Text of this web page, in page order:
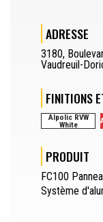
OPÉRATEUR DE
SEPARATOR
DEMANDER
DEMANDE
ADRESSE
3180,
Vaudreuil-
FINITIONS
Alpolic RVW
White
PRODUIT
FC100
Système